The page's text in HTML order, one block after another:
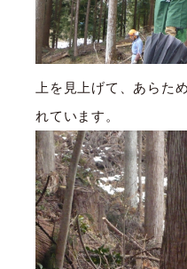
上を見上げて、あらた
れています。